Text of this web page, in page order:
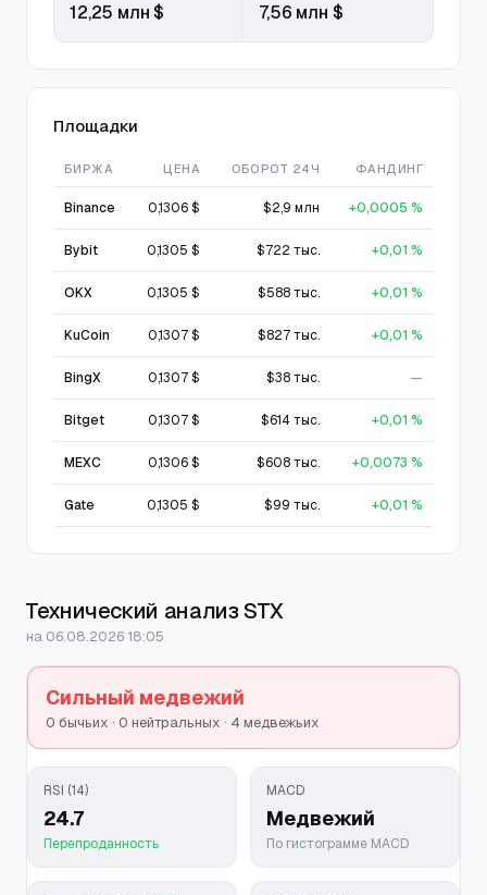
12,25 млн $ 7,56 млн $
Площадки
БИРЖА ЦЕНА ОБОРОТ 24Ч ФАНДИНГ
Binance 0,1306 $ $2,9 млн +0,0005 %
Bybit 0,1305 $ $722 тыс. +0,01 %
OKX 0,1305 $ $588 тыс. +0,01 %
KuCoin 0,1307 $ $827 тыс. +0,01 %
BingX 0,1307 $ $38 тыс. —
Bitget 0,1307 $ $614 тыс. +0,01 %
MEXC 0,1306 $ $608 тыс. +0,0073 %
Gate 0,1305 $ $99 тыс. +0,01 %
Технический анализ STX
на 06.08.2026 18:05
Сильный медвежий
0 бычьих · 0 нейтральных · 4 медвежьих
RSI (14)
24.7
Перепроданность
MACD
Медвежий
По гистограмме MACD